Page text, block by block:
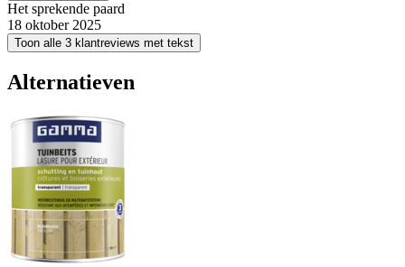
Het sprekende paard
18 oktober 2025
Toon alle 3 klantreviews met tekst
Alternatieven